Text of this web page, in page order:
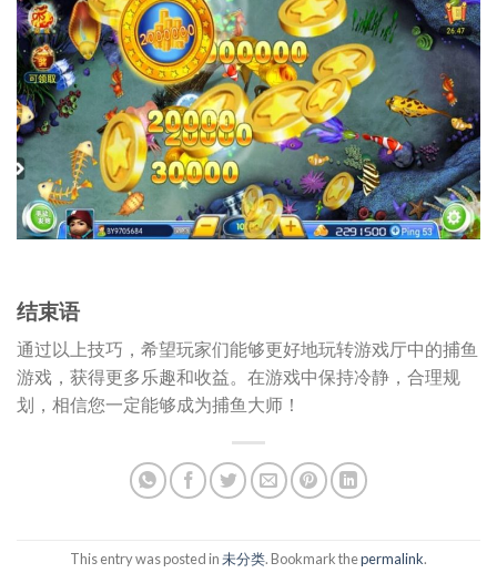
结束语
通过以上技巧，希望玩家们能够更好地玩转游戏厅中的捕鱼
游戏，获得更多乐趣和收益。在游戏中保持冷静，合理规
划，相信您一定能够成为捕鱼大师！
This entry was posted in未分类. Bookmark thepermalink.